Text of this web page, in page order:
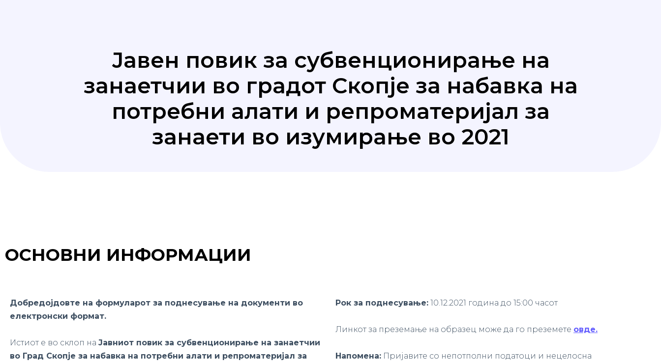
Јавен повик за субвенционирање на
занаетчии во градот Скопје за набавка на
потребни алати и репроматеријал за
занаети во изумирање во 2021
ОСНОВНИ ИНФОРМАЦИИ
Добредојдовте на формуларот за поднесување на документи во
електронски формат.
Истиот е во склоп на Јавниот повик за субвенционирање на занаетчии
во Град Скопје за набавка на потребни алати и репроматеријал за
Рок за поднесување: 10.12.2021 година до 15:00 часот
Линкот за преземање на образец може да го преземете овде.
Напомена: Пријавите со непотполни податоци и нецелосна